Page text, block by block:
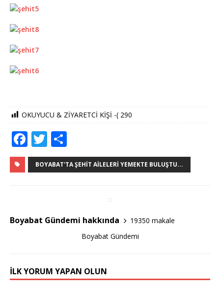
OKUYUCU & ZİYARETCİ KİŞİ -( 290
F
a
c
o
T
w
it
h
ar
BOYABAT'TA ŞEHIT AILELERI YEMEKTE BULUŞTU...
Boyabat Gündemi hakkında
19350 makale
Boyabat Gündemi
İLK YORUM YAPAN OLUN